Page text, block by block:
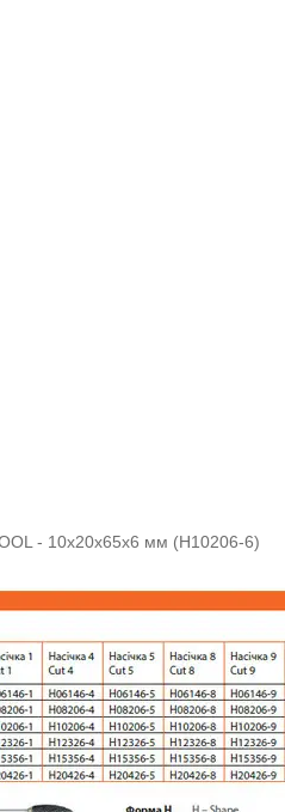
- 10х20х65x6 мм (H10206-6)